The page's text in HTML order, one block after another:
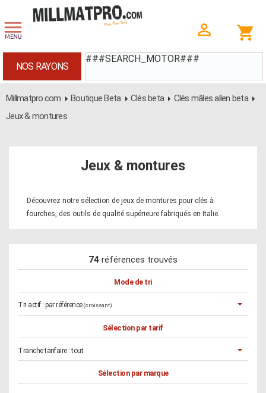
###SEARCH_MOTOR###
NOS RAYONS
Millmatpro.com Boutique Beta Clés beta
Clés mâles allen beta
Jeux & montures
Jeux & montures
Découvrez notre sélection de jeux de montures pour clés à
fourches, des outils de qualité supérieure fabriqués en Italie.
74 références trouvés
Mode de tri
Tri actif : par référence (croissant)
Sélection par tarif
Tranche tarifaire :tout
Sélection par marque